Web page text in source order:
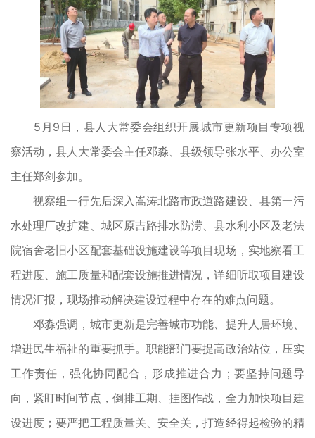
5月9日，县人大常委会组织开展城市更新项目专项视
察活动，县人大常委会主任邓淼、县级领导张水平、办公室
主任郑剑参加。
视察组一行先后深入嵩涛北路市政道路建设、县第一污
水处理厂改扩建、城区原吉路排水防涝、县水利小区及老法
院宿舍老旧小区配套基础设施建设等项目现场，实地察看工
程进度、施工质量和配套设施推进情况，详细听取项目建设
情况汇报，现场推动解决建设过程中存在的难点问题。
邓淼强调，城市更新是完善城市功能、提升人居环境、
增进民生福祉的重要抓手。职能部门要提高政治站位，压实
工作责任，强化协同配合，形成推进合力；要坚持问题导
向，紧盯时间节点，倒排工期、挂图作战，全力加快项目建
设进度；要严把工程质量关、安全关，打造经得起检验的精